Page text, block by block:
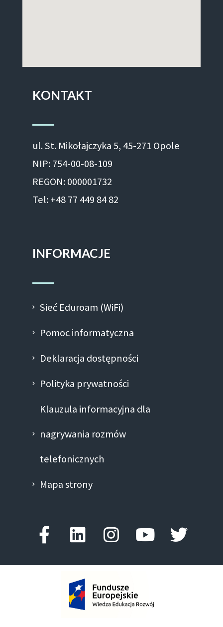
KONTAKT
ul. St. Mikołajczyka 5, 45-271 Opole
NIP: 754-00-08-109
REGON: 000001732
Tel: +48 77 449 84 82
INFORMACJE
Sieć Eduroam (WiFi)
Pomoc informatyczna
Deklaracja dostępności
Polityka prywatności
Klauzula informacyjna dla
nagrywania rozmów
telefonicznych
Mapa strony
f